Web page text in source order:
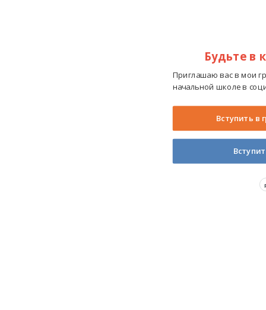
Будьте в
Приглашаю вас в мои
начальной школе в
Вступить в